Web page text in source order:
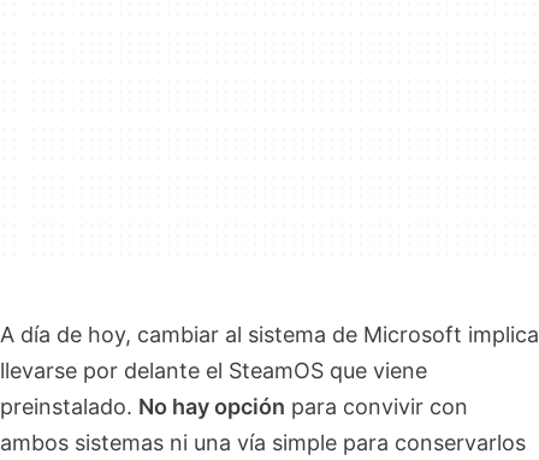
A día de hoy, cambiar al sistema de Microsoft implica
llevarse por delante el SteamOS que viene
preinstalado. No hay opción para convivir con
ambos sistemas ni una vía simple para conservarlos